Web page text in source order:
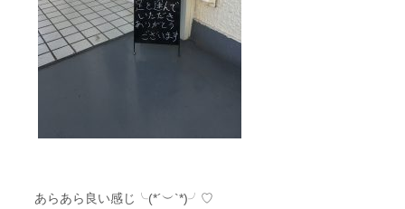
あらあら良い感じ╰(*´︶`*)╯♡